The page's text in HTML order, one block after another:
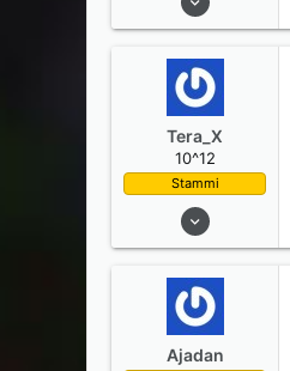
Tera_X
10^12
Stammi
27. Juli 2014
München
Ajadan